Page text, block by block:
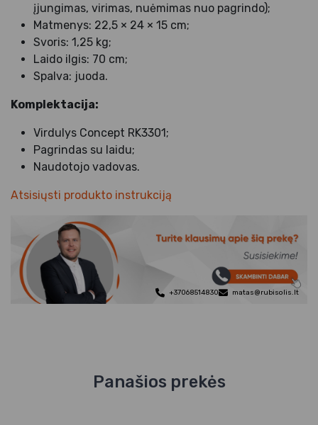
įjungimas, virimas, nuėmimas nuo pagrindo);
Matmenys: 22,5 × 24 × 15 cm;
Svoris: 1,25 kg;
Laido ilgis: 70 cm;
Spalva: juoda.
Komplektacija:
Virdulys Concept RK3301;
Pagrindas su laidu;
Naudotojo vadovas.
Atsisiųsti produkto instrukciją
+37068514830 matas@rubisolis.lt
Panašios prekės